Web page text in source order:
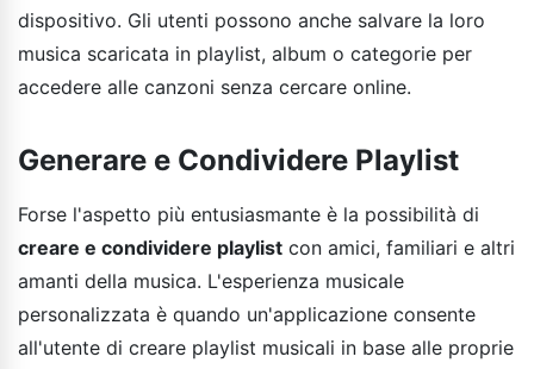
dispositivo. Gli utenti possono anche salvare la loro
musica scaricata in playlist, album o categorie per
accedere alle canzoni senza cercare online.
Generare e Condividere Playlist
Forse l'aspetto più entusiasmante è la possibilità di
creare e condividere playlist con amici, familiari e altri
amanti della musica. L'esperienza musicale
personalizzata è quando un'applicazione consente
all'utente di creare playlist musicali in base alle proprie